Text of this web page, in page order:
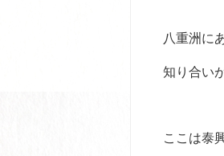
八重洲に
知り合い
ここは泰